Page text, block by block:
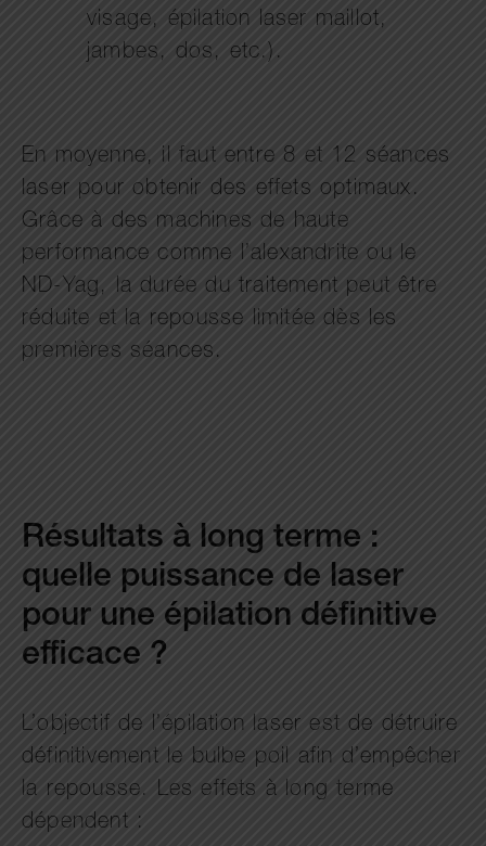
visage, épilation laser maillot,
jambes, dos, etc.).
En moyenne, il faut entre 8 et 12 séances
laser pour obtenir des effets optimaux.
Grâce à des machines de haute
performance comme l’alexandrite ou le
ND-Yag, la durée du traitement peut être
réduite et la repousse limitée dès les
premières séances.
Résultats à long terme :
quelle puissance de laser
pour une épilation définitive
efficace ?
L’objectif de l’épilation laser est de détruire
définitivement le bulbe poil afin d’empêcher
la repousse. Les effets à long terme
dépendent :